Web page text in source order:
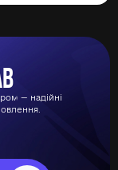
— надійні